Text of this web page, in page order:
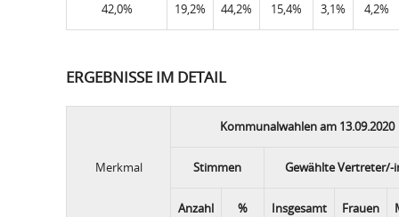
42,0% 19,2% 44,2% 15,4% 3,1% 4,2%
ERGEBNISSE IM DETAIL
Merkmal
Kommunalwahlen am 13.09.2020
Stimmen Gewählte Vertreter/-
Anzahl % Insgesamt Frauen